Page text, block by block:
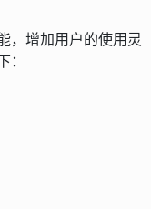
，增加用户的使用灵